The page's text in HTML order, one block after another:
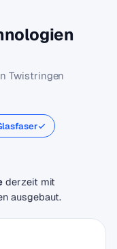
Twistringen
derzeit mit
ausgebaut.